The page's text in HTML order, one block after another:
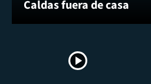
Caldas fuera de casa